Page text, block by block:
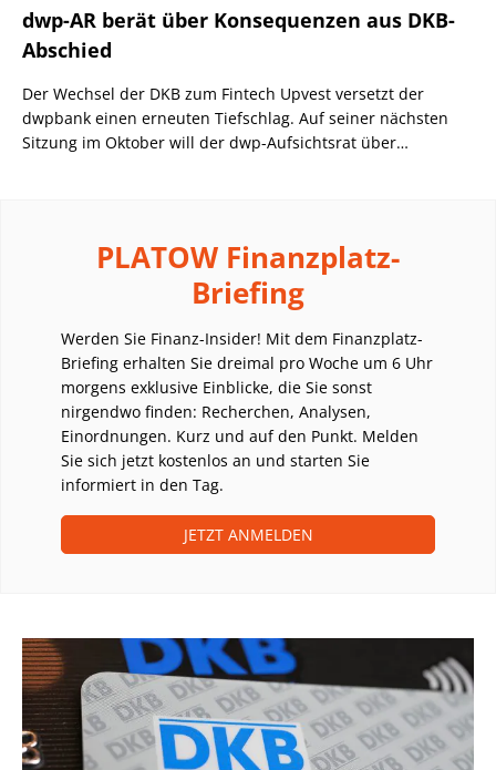
dwp-AR berät über Konsequenzen aus DKB-
Abschied
Der Wechsel der DKB zum Fintech Upvest versetzt der
dwpbank einen erneuten Tiefschlag. Auf seiner nächsten
Sitzung im Oktober will der dwp-Aufsichtsrat über
PLATOW Finanzplatz-
Briefing
Werden Sie Finanz-Insider! Mit dem Finanzplatz-
Briefing erhalten Sie dreimal pro Woche um 6 Uhr
morgens exklusive Einblicke, die Sie sonst
nirgendwo finden: Recherchen, Analysen,
Einordnungen. Kurz und auf den Punkt. Melden
Sie sich jetzt kostenlos an und starten Sie
informiert in den Tag.
JETZT ANMELDEN